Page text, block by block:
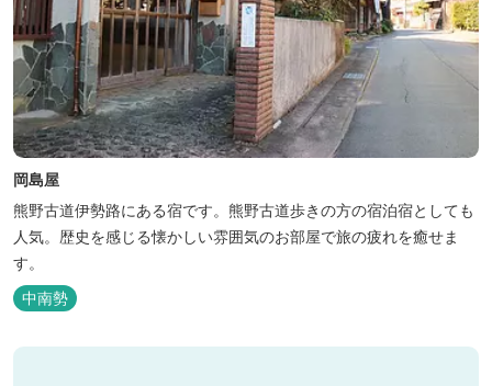
岡島屋
熊野古道伊勢路にある宿です。熊野古道歩きの方の宿泊宿としても
人気。歴史を感じる懐かしい雰囲気のお部屋で旅の疲れを癒せま
す。
中南勢